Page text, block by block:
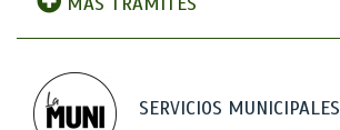
SERVICIOS MUNICIPALES